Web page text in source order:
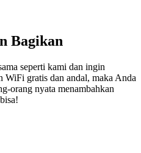
Bagikan
seperti kami dan ingin
WiFi gratis dan andal, maka Anda
orang nyata menambahkan